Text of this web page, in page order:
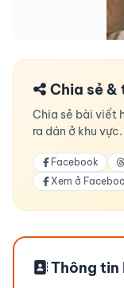
Chia sẻ
Chia sẻ bài viết
ra dán ở khu
Facebook
Xem ở
Thông tin